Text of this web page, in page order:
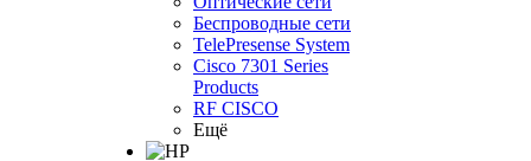
Беспроводные сети
TelePresense System
Cisco 7301 Series
Products
RF CISCO
Ещё